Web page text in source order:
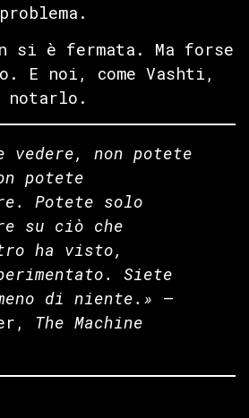
si è fermata. Ma forse
E noi, come Vashti,
notarlo.
vedere, non potete
potete
Potete solo
su ciò che
ha visto,
Siete
di niente.» —
The Machine